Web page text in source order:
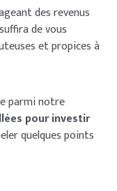
des revenus
de vous
et propices à
parmi notre
pour investir
quelques points